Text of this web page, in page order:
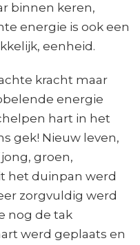
binnen keren,
energie is ook een
eenheid.
kracht maar
energie
hart in het
gek! Nieuw leven,
groen,
het duinpan werd
zorgvuldig werd
nog de tak
werd geplaats en